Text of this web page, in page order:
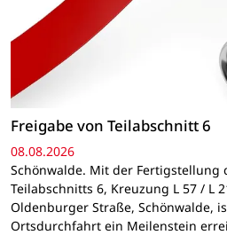
Freigabe von Teilabschnitt 6
08.08.2026
Schönwalde. Mit der Fertigstellung
Teilabschnitts 6, Kreuzung L 57 / L
Oldenburger Straße, Schönwalde,
Ortsdurchfahrt ein Meilenstein